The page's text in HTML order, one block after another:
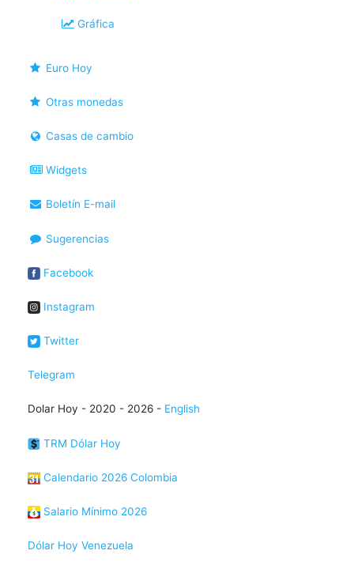
Gráfica
Euro Hoy
Otras monedas
Casas de cambio
Widgets
Boletín E-mail
Sugerencias
Facebook
Instagram
Twitter
Telegram
Dolar Hoy - 2020 - 2026 - English
TRM Dólar Hoy
Calendario 2026 Colombia
Salario Mínimo 2026
Dólar Hoy Venezuela